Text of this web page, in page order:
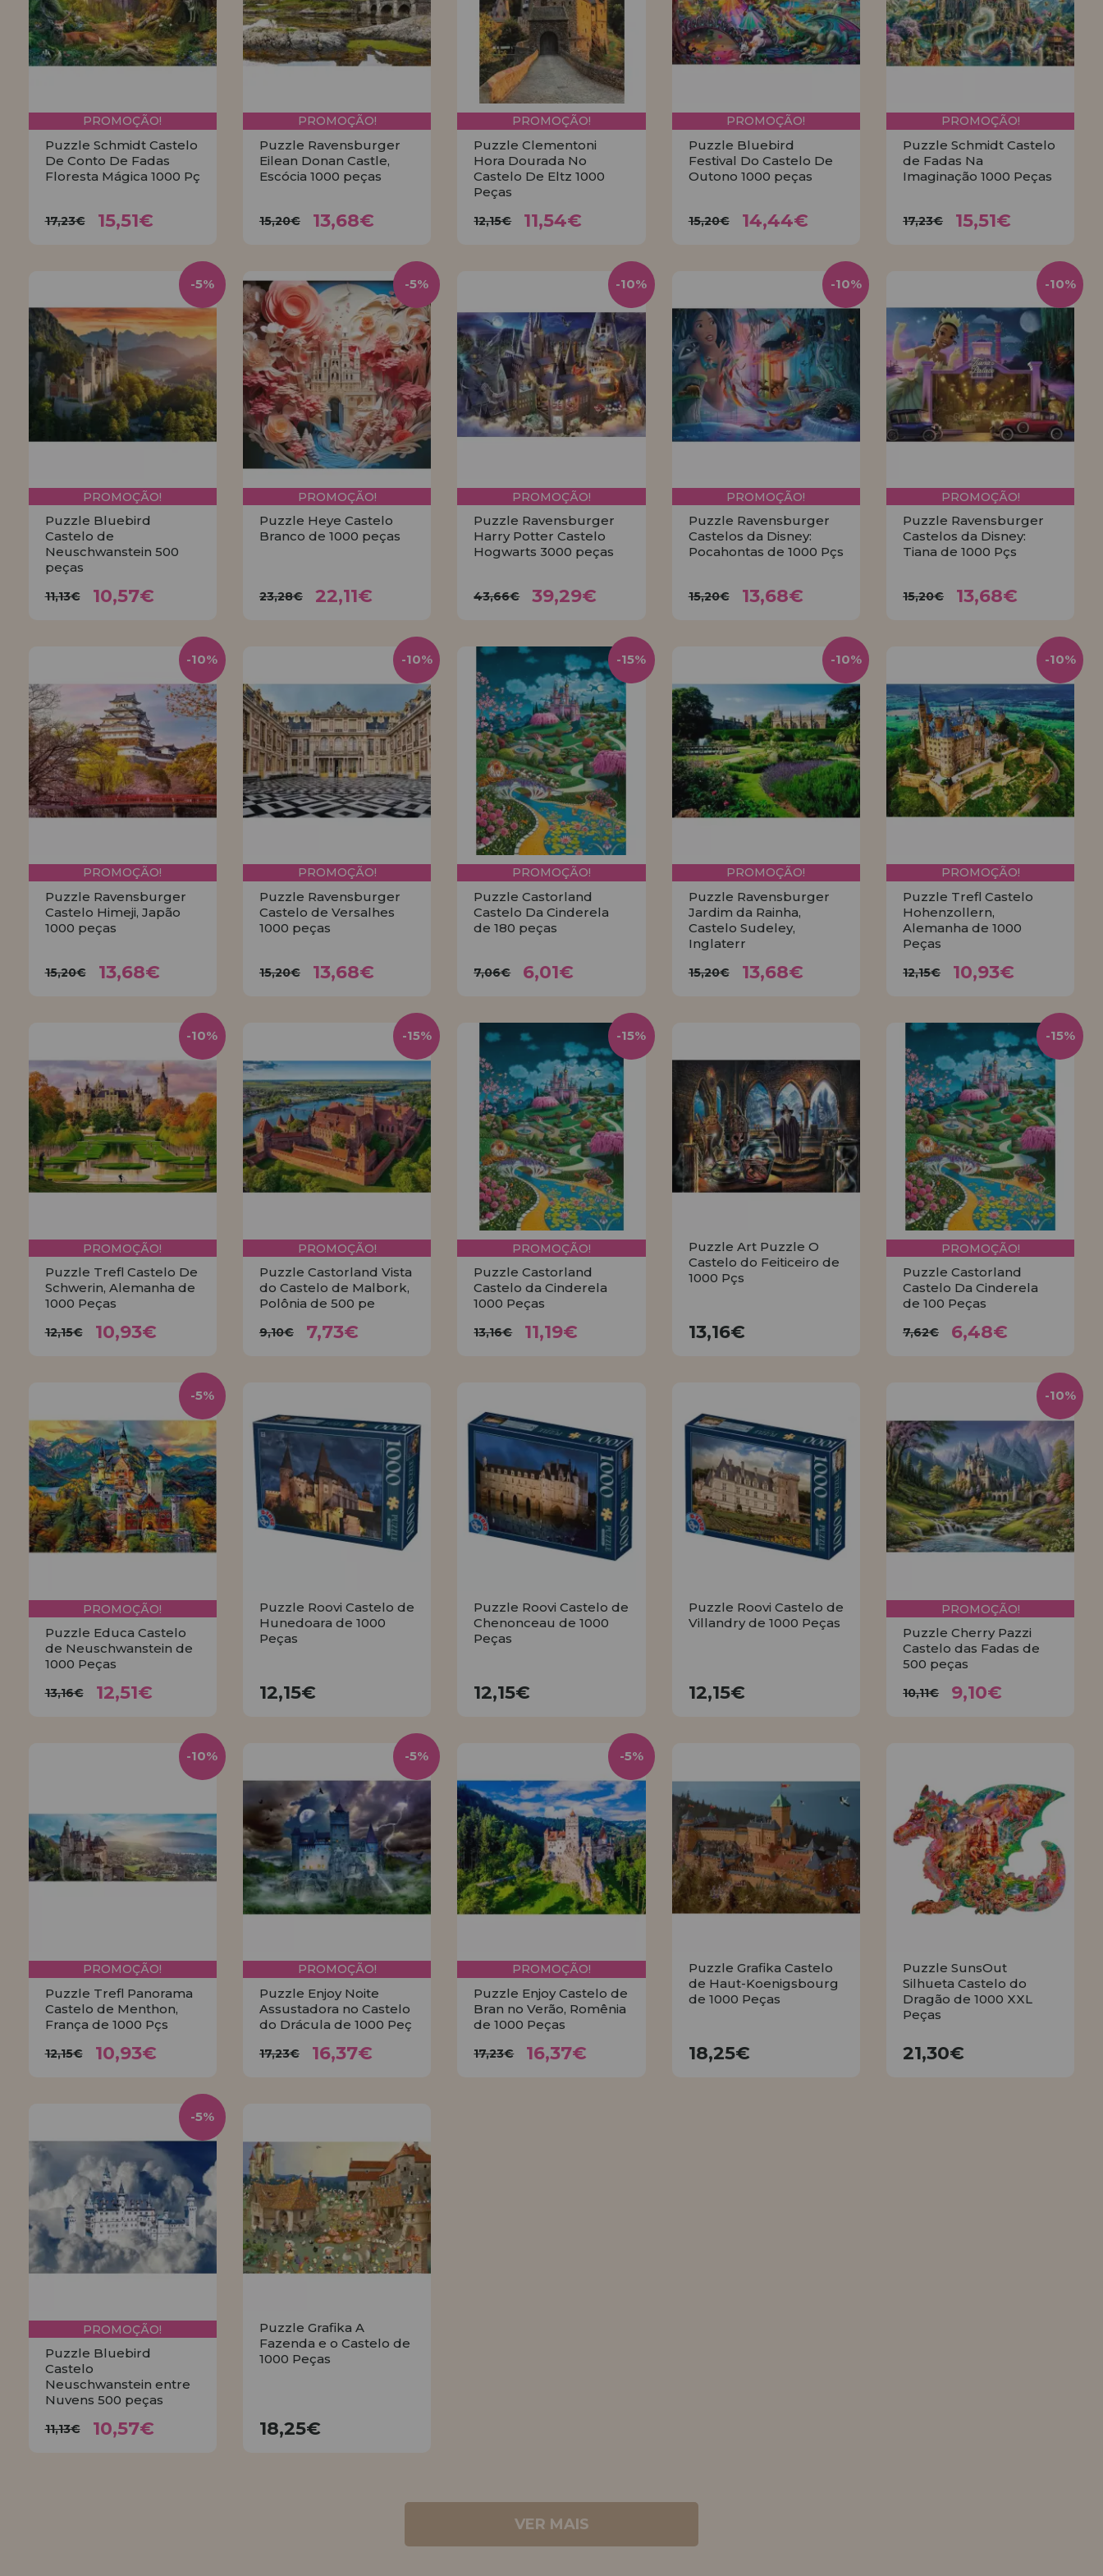
LIQUIDAÇÕES
PROMOÇÃO!
Puzzle Schmidt Castelo
De Conto De Fadas
Floresta Mágica 1000 Pç
17,23€ 15,51€
PROMOÇÃO!
Puzzle Ravensburger
Eilean Donan Castle,
Escócia 1000 peças
15,20€ 13,68€
PROMOÇÃO!
Puzzle Clementoni
Hora Dourada No
Castelo De Eltz 1000
Peças
12,15€ 11,54€
PROMOÇÃO!
Puzzle Bluebird
Festival Do Castelo De
Outono 1000 peças
15,20€ 14,44€
PROMOÇÃO!
Puzzle Schmidt Castelo
de Fadas Na
Imaginação 1000 Peças
17,23€ 15,51€
PROMOÇÃO!
Puzzle Bluebird
Castelo de
Neuschwanstein 500
peças
11,13€ 10,57€
-5%
PROMOÇÃO!
Puzzle Heye Castelo
Branco de 1000 peças
23,28€ 22,11€
-5%
PROMOÇÃO!
Puzzle Ravensburger
Harry Potter Castelo
Hogwarts 3000 peças
43,66€ 39,29€
-10%
PROMOÇÃO!
Puzzle Ravensburger
Castelos da Disney:
Pocahontas de 1000 Pçs
15,20€ 13,68€
-10%
PROMOÇÃO!
Puzzle Ravensburger
Castelos da Disney:
Tiana de 1000 Pçs
15,20€ 13,68€
-10%
PROMOÇÃO!
Puzzle Ravensburger
Castelo Himeji, Japão
1000 peças
15,20€ 13,68€
-10%
PROMOÇÃO!
Puzzle Ravensburger
Castelo de Versalhes
1000 peças
15,20€ 13,68€
-10%
PROMOÇÃO!
Puzzle Castorland
Castelo Da Cinderela
de 180 peças
7,06€ 6,01€
-15%
PROMOÇÃO!
Puzzle Ravensburger
Jardim da Rainha,
Castelo Sudeley,
Inglaterr
15,20€ 13,68€
-10%
PROMOÇÃO!
Puzzle Trefl Castelo
Hohenzollern,
Alemanha de 1000
Peças
12,15€ 10,93€
-10%
PROMOÇÃO!
Puzzle Trefl Castelo De
Schwerin, Alemanha de
1000 Peças
12,15€ 10,93€
-10%
PROMOÇÃO!
Puzzle Castorland Vista
do Castelo de Malbork,
Polônia de 500 pe
9,10€ 7,73€
-15%
PROMOÇÃO!
Puzzle Castorland
Castelo da Cinderela
1000 Peças
13,16€ 11,19€
-15%
Puzzle Art Puzzle O
Castelo do Feiticeiro de
1000 Pçs
13,16€
PROMOÇÃO!
Puzzle Castorland
Castelo Da Cinderela
de 100 Peças
7,62€ 6,48€
-15%
PROMOÇÃO!
Puzzle Educa Castelo
de Neuschwanstein de
1000 Peças
13,16€ 12,51€
-5%
Puzzle Roovi Castelo de
Hunedoara de 1000
Peças
12,15€
Puzzle Roovi Castelo de
Chenonceau de 1000
Peças
12,15€
Puzzle Roovi Castelo de
Villandry de 1000 Peças
12,15€
PROMOÇÃO!
Puzzle Cherry Pazzi
Castelo das Fadas de
500 peças
10,11€ 9,10€
-10%
PROMOÇÃO!
Puzzle Trefl Panorama
Castelo de Menthon,
França de 1000 Pçs
12,15€ 10,93€
-10%
PROMOÇÃO!
Puzzle Enjoy Noite
Assustadora no Castelo
do Drácula de 1000 Peç
17,23€ 16,37€
-5%
PROMOÇÃO!
Puzzle Enjoy Castelo de
Bran no Verão, Romênia
de 1000 Peças
17,23€ 16,37€
-5%
Puzzle Grafika Castelo
de Haut-Koenigsbourg
de 1000 Peças
18,25€
Puzzle SunsOut
Silhueta Castelo do
Dragão de 1000 XXL
Peças
21,30€
PROMOÇÃO!
Puzzle Bluebird
Castelo
Neuschwanstein entre
Nuvens 500 peças
11,13€ 10,57€
-5%
Puzzle Grafika A
Fazenda e o Castelo de
1000 Peças
18,25€
VER MAIS